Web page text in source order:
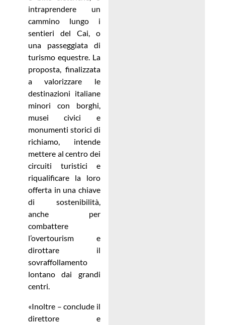
intraprendere un
cammino lungo i
sentieri del Cai, o
una passeggiata di
turismo equestre. La
proposta, finalizzata
a valorizzare le
destinazioni italiane
minori con borghi,
musei civici e
monumenti storici di
richiamo, intende
mettere al centro dei
circuiti turistici e
riqualificare la loro
offerta in una chiave
di sostenibilità,
anche per
combattere
l’overtourism e
dirottare il
sovraffollamento
lontano dai grandi
centri.
«Inoltre – conclude il
direttore e